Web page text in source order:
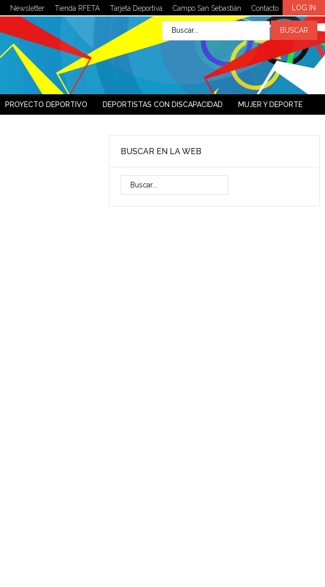
Newsletter Tienda RFETA Tarjeta Deportiva Campo San Sebastián Contacto LOG IN
PROYECTO DEPORTIVO DEPORTISTAS CON DISCAPACIDAD MUJER Y DEPORTE
BUSCAR EN LA WEB